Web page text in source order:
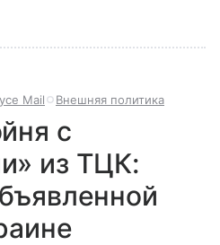
Mail Внешняя политика
с
из ТЦК: